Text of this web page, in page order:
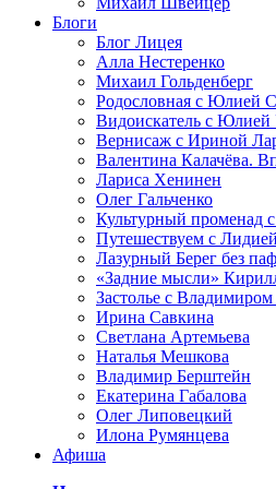
Блоги
Блог Лицея
Алла Нестеренко
Михаил Гольденберг
Родословная с Юлией
Видоискатель с
Вернисаж с Ириной
Валентина Калачёва.
Лариса Хенинен
Олег Гальченко
Культурный променад
Путешествуем с
Лазурный Берег без
«Задние мысли»
Застолье с
Ирина Савкина
Светлана Артемьева
Наталья Мешкова
Владимир Берштейн
Екатерина Габалова
Олег Липовецкий
Илона Румянцева
Афиша